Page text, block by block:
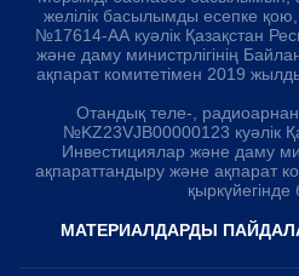
желілік басылымды есепке
№17614-АА куәлік Қазақстан
және даму министрлігінің
ақпарат комитетімен 2019
Отандық теле-,
№KZ23VJB00000123 куәлік
Инвестициялар және даму
ақпараттандыру және ақпарат
қыркүйегінде
МАТЕРИАЛДАРДЫ